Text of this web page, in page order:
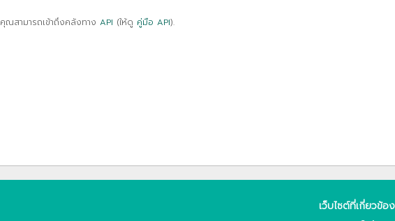
คุณสามารถเข้าถึงคลังทาง API (ให้ดู คู่มือ API).
เว็บไซต์ที่เกี่ยวข้อง